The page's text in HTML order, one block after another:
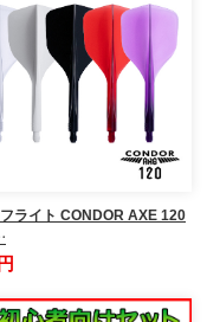
ライト CONDOR AXE 120